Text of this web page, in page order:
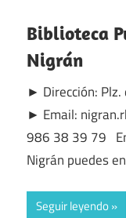
Biblioteca
Nigrán
► Dirección: Plz.
► Email:
986 38 39 79
Nigrán puedes
Seguir leyendo